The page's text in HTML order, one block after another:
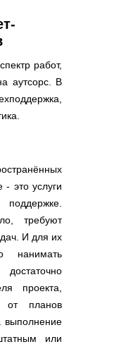
работ,
аутсорс. В
- это услуги
требуют
И для их
нанимать
проекта,
от планов
выполнение
или